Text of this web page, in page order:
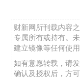
财新网所刊载内容
专属所有或持有。
建立镜像等任何使用
如有意愿转载，请
确认及授权后，方可